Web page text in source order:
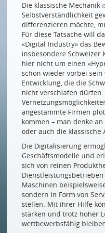
Industrie 4.0 als Vorbild
SMARTE LANDWIRTSCHAFT
Der Sensor auf dem Feld:
Landwirtschaft verändert
Digitale Landidylle
NEUMITGLIEDER ASUT
Detecon (Schweiz) AG
Gerhard Leu AG
Citrix Systems
SAF Tehnika JSC
Amberg Technologies AG
Drucken
Impressum
Die klassische Mechanik
Selbstverständlichkeit
differenzieren möchte,
Für diese Tatsache will
«Digital Industry» das
insbesondere Schweizer
hier nicht um einen
schon wieder vorbei
Entwicklung, die die
nicht verschlafen
angestammte Firmen
kommen – man denke
oder auch die klassische
Die Digitalisierung
Geschäftsmodelle und
sich von reinen
Maschinen
sondern in Form von
stellen. Mit ihrer Hilfe
stärken und trotz hoher
wettbewerbsfähig